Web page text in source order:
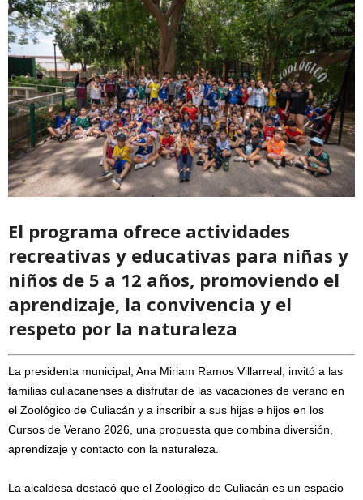
El programa ofrece actividades
recreativas y educativas para niñas y
niños de 5 a 12 años, promoviendo el
aprendizaje, la convivencia y el
respeto por la naturaleza
La presidenta municipal, Ana Miriam Ramos Villarreal, invitó a las
familias culiacanenses a disfrutar de las vacaciones de verano en
el Zoológico de Culiacán y a inscribir a sus hijas e hijos en los
Cursos de Verano 2026, una propuesta que combina diversión,
aprendizaje y contacto con la naturaleza.
La alcaldesa destacó que el Zoológico de Culiacán es un espacio